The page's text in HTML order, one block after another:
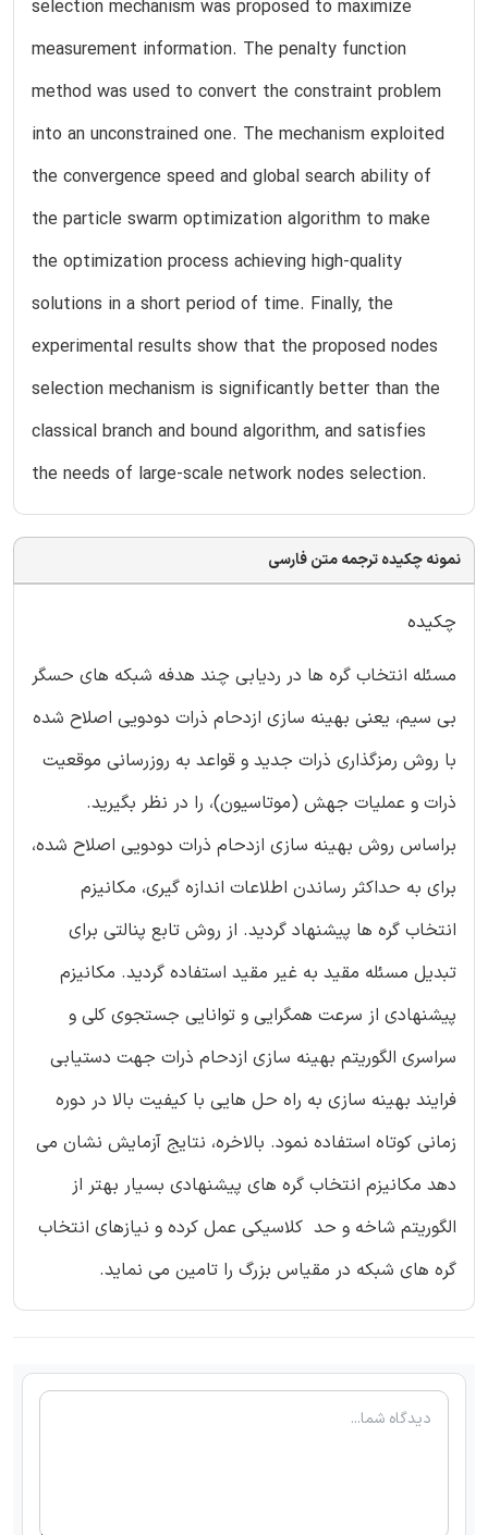
selection mechanism was proposed to maximize
measurement information. The penalty function
method was used to convert the constraint problem
into an unconstrained one. The mechanism exploited
the convergence speed and global search ability of
the particle swarm optimization algorithm to make
the optimization process achieving high-quality
solutions in a short period of time. Finally, the
experimental results show that the proposed nodes
selection mechanism is significantly better than the
classical branch and bound algorithm, and satisfies
the needs of large-scale network nodes selection.
نمونه چکیده ترجمه متن فارسی
چکیده
مسئله انتخاب گره ها در ردیابی چند هدفه شبکه های حسگر
بی سیم، یعنی بهینه سازی ازدحام ذرات دودویی اصلاح شده
با روش رمزگذاری ذرات جدید و قواعد به روزرسانی موقعیت
ذرات و عملیات جهش (موتاسیون)، را در نظر بگیرید.
براساس روش بهینه سازی ازدحام ذرات دودویی اصلاح شده،
برای به حداکثر رساندن اطلاعات اندازه گیری، مکانیزم
انتخاب گره ها پیشنهاد گردید. از روش تابع پنالتی برای
تبدیل مسئله مقید به غیر مقید استفاده گردید. مکانیزم
پیشنهادی از سرعت همگرایی و توانایی جستجوی کلی و
سراسری الگوریتم بهینه سازی ازدحام ذرات جهت دستیابی
فرایند بهینه سازی به راه حل هایی با کیفیت بالا در دوره
زمانی کوتاه استفاده نمود. بالاخره، نتایج آزمایش نشان می
دهد مکانیزم انتخاب گره های پیشنهادی بسیار بهتر از
الگوریتم شاخه و حد کلاسیکی عمل کرده و نیازهای انتخاب
گره های شبکه در مقیاس بزرگ را تامین می نماید.